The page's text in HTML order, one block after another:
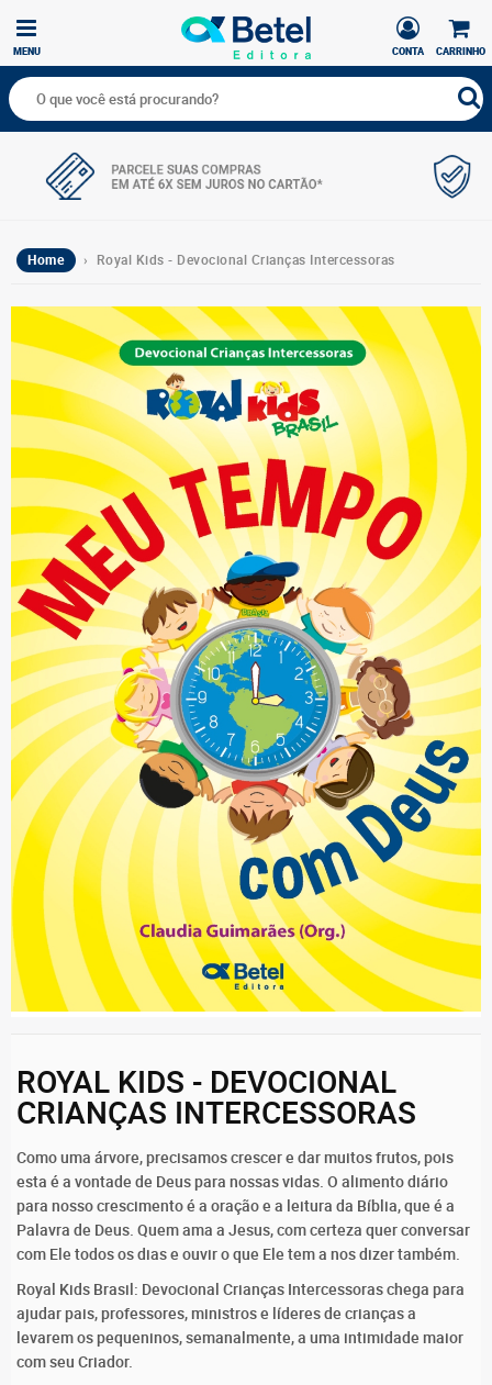
CARRINHO
CONTA
MENU
Home › Royal Kids - Devocional Crianças Intercessoras
ROYAL KIDS - DEVOCIONAL
CRIANÇAS INTERCESSORAS
Como uma árvore, precisamos crescer e dar muitos frutos, pois
esta é a vontade de Deus para nossas vidas. O alimento diário
para nosso crescimento é a oração e a leitura da Bíblia, que é a
Palavra de Deus. Quem ama a Jesus, com certeza quer conversar
com Ele todos os dias e ouvir o que Ele tem a nos dizer também.
Royal Kids Brasil: Devocional Crianças Intercessoras chega para
ajudar pais, professores, ministros e líderes de crianças a
levarem os pequeninos, semanalmente, a uma intimidade maior
com seu Criador.